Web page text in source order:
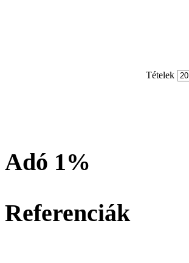
Tételek
Adó 1%
Referenciák